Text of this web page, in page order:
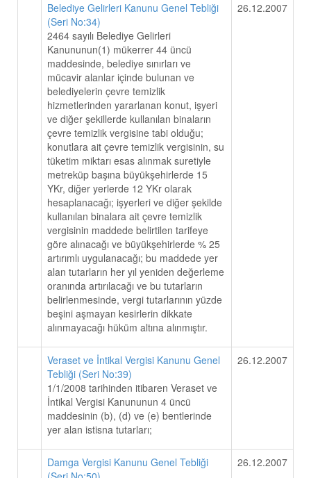
Belediye Gelirleri Kanunu Genel Tebliği
(Seri No:34)
2464 sayılı Belediye Gelirleri
Kanununun(1) mükerrer 44 üncü
maddesinde, belediye sınırları ve
mücavir alanlar içinde bulunan ve
belediyelerin çevre temizlik
hizmetlerinden yararlanan konut, işyeri
ve diğer şekillerde kullanılan binaların
çevre temizlik vergisine tabi olduğu;
konutlara ait çevre temizlik vergisinin, su
tüketim miktarı esas alınmak suretiyle
metreküp başına büyükşehirlerde 15
YKr, diğer yerlerde 12 YKr olarak
hesaplanacağı; işyerleri ve diğer şekilde
kullanılan binalara ait çevre temizlik
vergisinin maddede belirtilen tarifeye
göre alınacağı ve büyükşehirlerde % 25
artırımlı uygulanacağı; bu maddede yer
alan tutarların her yıl yeniden değerleme
oranında artırılacağı ve bu tutarların
belirlenmesinde, vergi tutarlarının yüzde
beşini aşmayan kesirlerin dikkate
alınmayacağı hüküm altına alınmıştır.
26.12.2007
Veraset ve İntikal Vergisi Kanunu Genel
Tebliği (Seri No:39)
1/1/2008 tarihinden itibaren Veraset ve
İntikal Vergisi Kanununun 4 üncü
maddesinin (b), (d) ve (e) bentlerinde
yer alan istisna tutarları;
26.12.2007
Damga Vergisi Kanunu Genel Tebliği
26.12.2007